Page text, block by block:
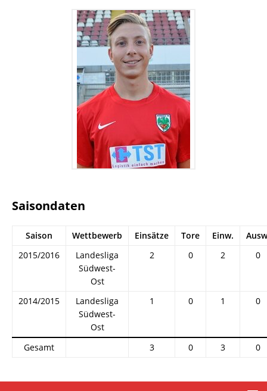
Saisondaten
Saison Wettbewerb Einsätze Tore Einw.
2015/2016
Landesliga
Südwest-
Ost
2 0 2 0
2014/2015
Landesliga
Südwest-
Ost
1 0 1 0
Gesamt 3 0 3 0